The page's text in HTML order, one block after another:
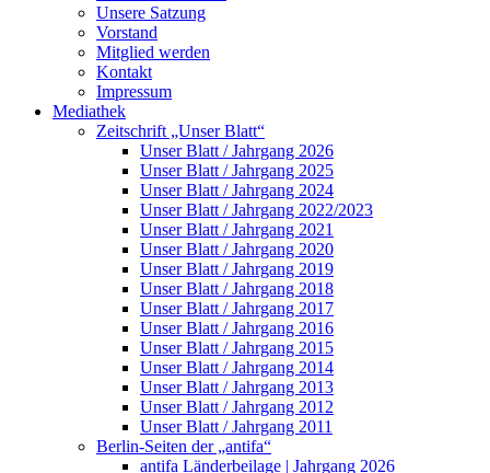
Unsere Satzung
Vorstand
Mitglied werden
Kontakt
Impressum
Mediathek
Zeitschrift „Unser Blatt“
Unser Blatt / Jahrgang 2026
Unser Blatt / Jahrgang 2025
Unser Blatt / Jahrgang 2024
Unser Blatt / Jahrgang 2022/2023
Unser Blatt / Jahrgang 2021
Unser Blatt / Jahrgang 2020
Unser Blatt / Jahrgang 2019
Unser Blatt / Jahrgang 2018
Unser Blatt / Jahrgang 2017
Unser Blatt / Jahrgang 2016
Unser Blatt / Jahrgang 2015
Unser Blatt / Jahrgang 2014
Unser Blatt / Jahrgang 2013
Unser Blatt / Jahrgang 2012
Unser Blatt / Jahrgang 2011
Berlin-Seiten der „antifa“
antifa Länderbeilage | Jahrgang 2026